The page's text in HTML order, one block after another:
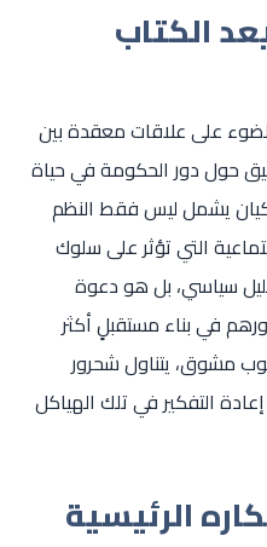
الكتاب
على علاقات معقدة بين
حول دور الحكومة في حياة
ككيان يشمل ليس فقط النظم
التي تؤثر على سلوك
سياسي، بل هو دعوة
في بناء مستقبلٍ أكثر
مشوق، يتناول شحرور
التفكير في تلك الهياكل
الرئيسية